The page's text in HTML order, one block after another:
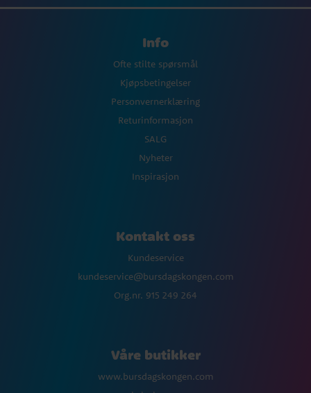
Info
Ofte stilte spørsmål
Kjøpsbetingelser
Personvernerklæring
Returinformasjon
SALG
Nyheter
Inspirasjon
Kontakt oss
Kundeservice
kundeservice@bursdagskongen.com
Org.nr. 915 249 264
Våre butikker
www.bursdagskongen.com